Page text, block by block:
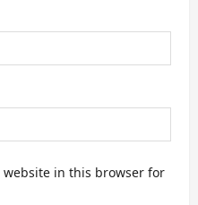
website in this browser for